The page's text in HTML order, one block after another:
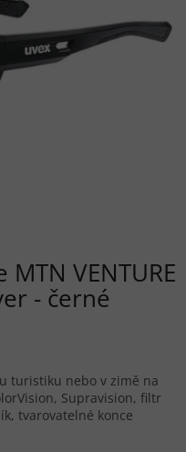
VENTURE
- černé
turistiku nebo v zimě na
Supravision, filtr
tvarovatelné konce